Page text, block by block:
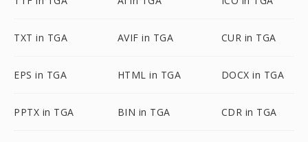
TXT in TGA AVIF in TGA CUR in TGA
EPS in TGA HTML in TGA DOCX in TGA
PPTX in TGA BIN in TGA CDR in TGA